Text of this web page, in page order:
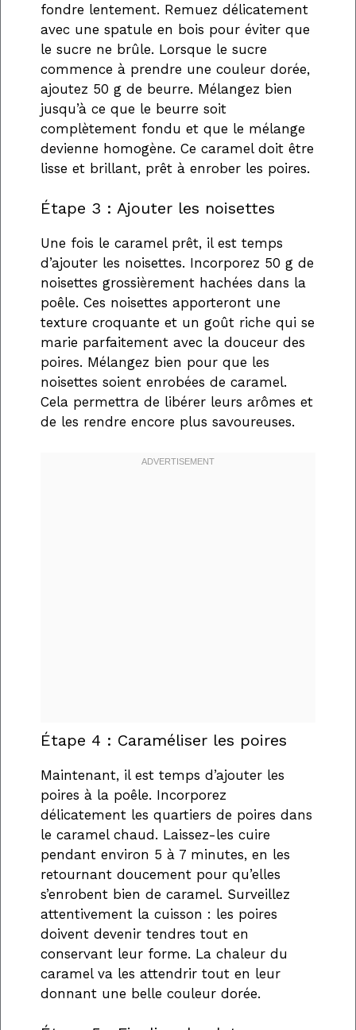
fondre lentement. Remuez délicatement
avec une spatule en bois pour éviter que
le sucre ne brûle. Lorsque le sucre
commence à prendre une couleur dorée,
ajoutez 50 g de beurre. Mélangez bien
jusqu’à ce que le beurre soit
complètement fondu et que le mélange
devienne homogène. Ce caramel doit être
lisse et brillant, prêt à enrober les poires.
Étape 3 : Ajouter les noisettes
Une fois le caramel prêt, il est temps
d’ajouter les noisettes. Incorporez 50 g de
noisettes grossièrement hachées dans la
poêle. Ces noisettes apporteront une
texture croquante et un goût riche qui se
marie parfaitement avec la douceur des
poires. Mélangez bien pour que les
noisettes soient enrobées de caramel.
Cela permettra de libérer leurs arômes et
de les rendre encore plus savoureuses.
Étape 4 : Caraméliser les poires
Maintenant, il est temps d’ajouter les
poires à la poêle. Incorporez
délicatement les quartiers de poires dans
le caramel chaud. Laissez-les cuire
pendant environ 5 à 7 minutes, en les
retournant doucement pour qu’elles
s’enrobent bien de caramel. Surveillez
attentivement la cuisson : les poires
doivent devenir tendres tout en
conservant leur forme. La chaleur du
caramel va les attendrir tout en leur
donnant une belle couleur dorée.